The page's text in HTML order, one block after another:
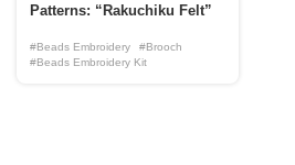
Patterns: “Rakuchiku Felt”
#Beads Embroidery
#Brooch
#Beads Embroidery Kit